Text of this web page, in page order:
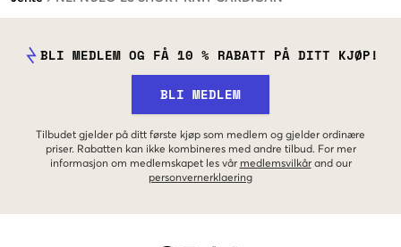
BLI MEDLEM OG FÅ 10 % RABATT PÅ DITT KJØP!
BLI MEDLEM
Tilbudet gjelder på ditt første kjøp som medlem og gjelder ordinære
priser. Rabatten kan ikke kombineres med andre tilbud. For mer
informasjon om medlemskapet les vår medlemsvilkår and our
personvernerklaering